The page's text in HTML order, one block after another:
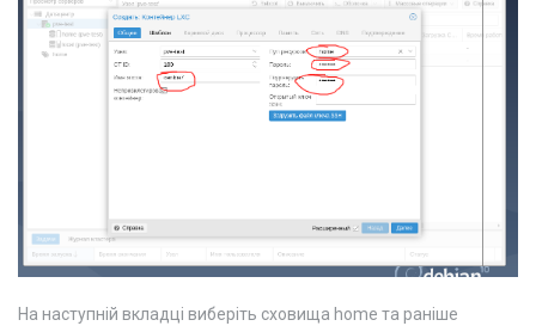
На наступній вкладці виберіть сховища home та раніше